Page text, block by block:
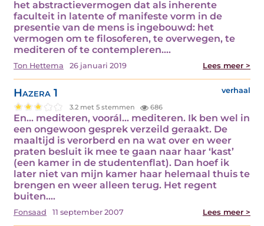
het abstractievermogen dat als inherente
faculteit in latente of manifeste vorm in de
presentie van de mens is ingebouwd: het
vermogen om te filosoferen, te overwegen, te
mediteren of te contempleren.…
Ton Hettema 26 januari 2019 Lees meer >
Hazera 1 verhaal
3.2 met 5 stemmen 686
En... mediteren, voorál... mediteren. Ik ben wel in
een ongewoon gesprek verzeild geraakt. De
maaltijd is verorberd en na wat over en weer
praten besluit ik mee te gaan naar haar ‘kast’
(een kamer in de studentenflat). Dan hoef ik
later niet van mijn kamer haar helemaal thuis te
brengen en weer alleen terug. Het regent
buiten.…
Fonsaad 11 september 2007 Lees meer >